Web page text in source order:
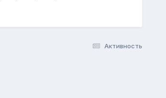
Активность